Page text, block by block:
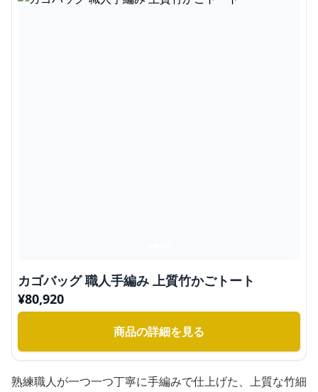
カゴバッグ 職人手編み 上質竹かごトート
¥80,920
商品の詳細を見る
熟練職人が一つ一つ丁寧に手編みで仕上げた、上質な竹細